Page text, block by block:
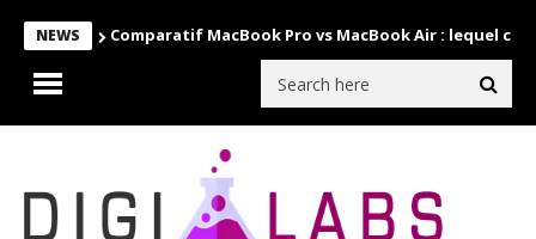
NEWS Comparatif MacBook Pro vs MacBook Air : lequel